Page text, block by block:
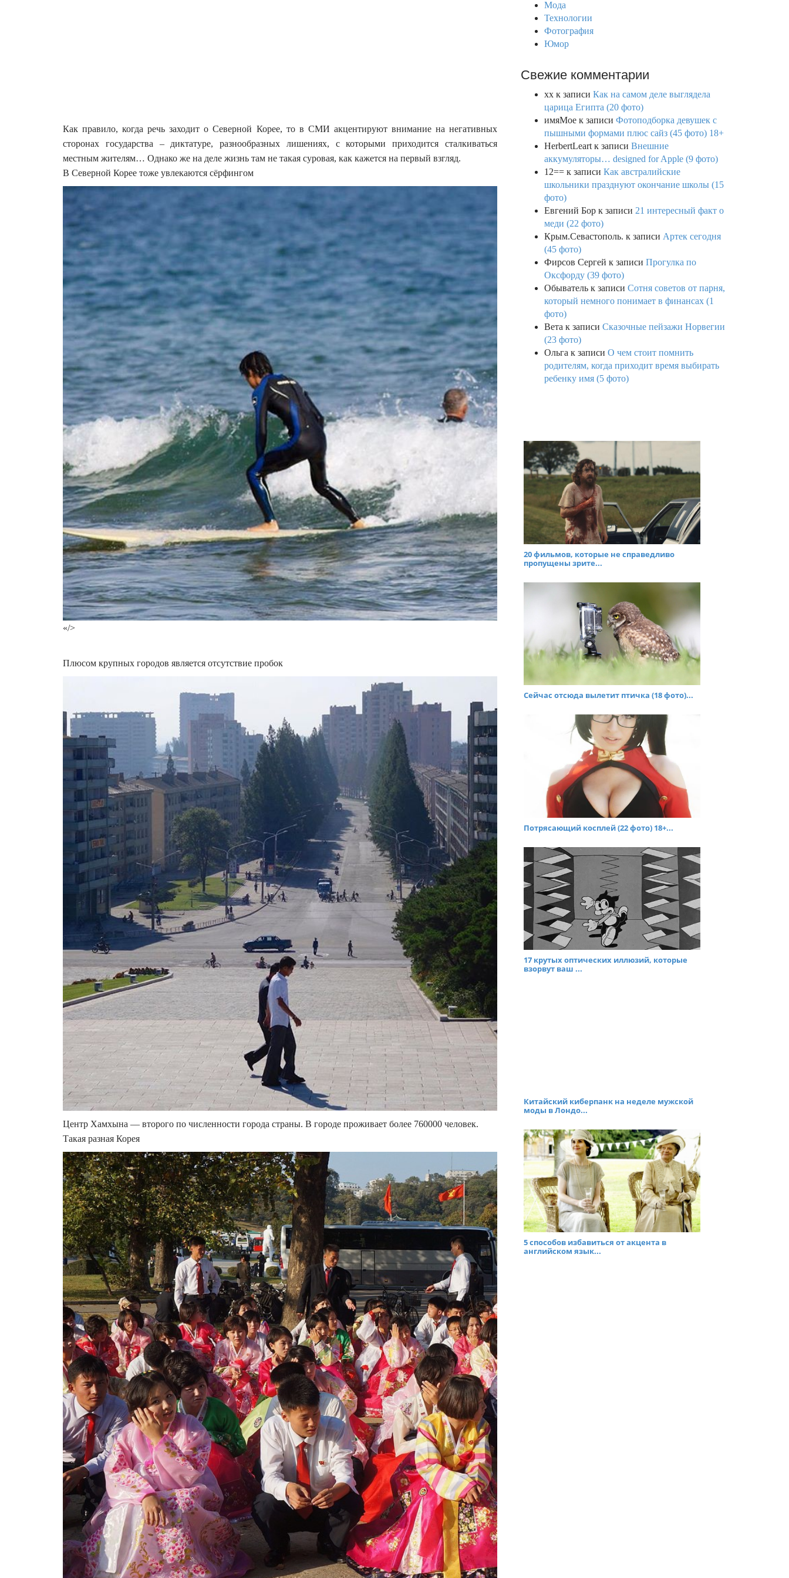
Как правило, когда речь заходит о Северной Корее, то в СМИ акцентируют внимание на негативных
сторонах государства – диктатуре, разнообразных лишениях, с которыми приходится сталкиваться
местным жителям… Однако же на деле жизнь там не такая суровая, как кажется на первый взгляд.
В Северной Корее тоже увлекаются сёрфингом
«/>
Плюсом крупных городов является отсутствие пробок
Центр Хамхына — второго по численности города страны. В городе проживает более 760000 человек.
Такая разная Корея
Мода
Технологии
Фотография
Юмор
Свежие комментарии
xx к записи Как на самом деле выглядела
царица Египта (20 фото)
имяМое к записи Фотоподборка девушек с
пышными формами плюс сайз (45 фото) 18+
HerbertLeart к записи Внешние
аккумуляторы… designed for Apple (9 фото)
12== к записи Как австралийские
школьники празднуют окончание школы (15
фото)
Евгений Бор к записи 21 интересный факт о
меди (22 фото)
Крым.Севастополь. к записи Артек сегодня
(45 фото)
Фирсов Сергей к записи Прогулка по
Оксфорду (39 фото)
Обыватель к записи Сотня советов от парня,
который немного понимает в финансах (1
фото)
Вета к записи Сказочные пейзажи Норвегии
(23 фото)
Ольга к записи О чем стоит помнить
родителям, когда приходит время выбирать
ребенку имя (5 фото)
20 фильмов, которые не справедливо
пропущены зрите...
Сейчас отсюда вылетит птичка (18 фото)...
Потрясающий косплей (22 фото) 18+...
17 крутых оптических иллюзий, которые
взорвут ваш ...
Китайский киберпанк на неделе мужской
моды в Лондо...
5 способов избавиться от акцента в
английском язык...